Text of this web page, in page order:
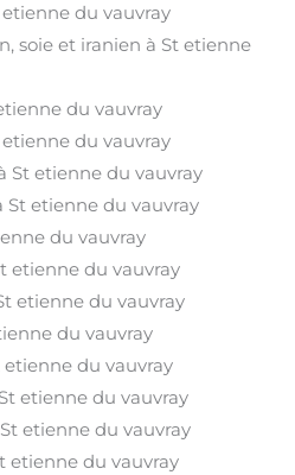
du vauvray
soie et iranien à St etienne
du vauvray
du vauvray
St etienne du vauvray
St etienne du vauvray
du vauvray
etienne du vauvray
etienne du vauvray
du vauvray
du vauvray
etienne du vauvray
etienne du vauvray
etienne du vauvray